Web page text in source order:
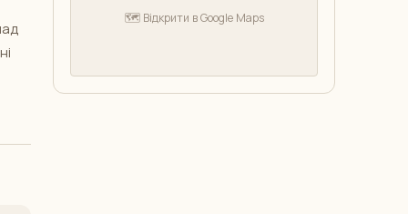
🗺️ Відкрити в Google Maps